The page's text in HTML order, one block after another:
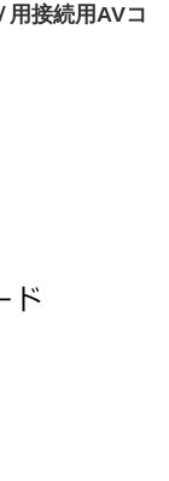
用接続用AVコ